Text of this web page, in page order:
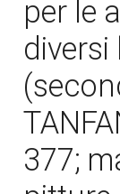
per le
diversi
377;